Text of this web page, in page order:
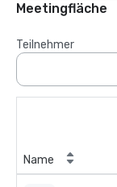
Meetingfläche
Teilnehmer
Name